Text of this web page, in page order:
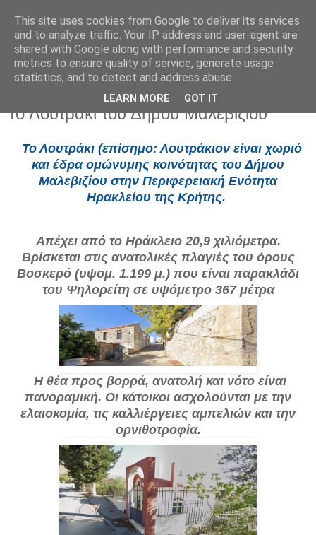
Κυριακή 5 Ιουλίου 2026
Το Λουτράκι του Δήμου Μαλεβιζίου
Το Λουτράκι (επίσημο: Λουτράκιον είναι χωριό
και έδρα ομώνυμης κοινότητας του Δήμου
Μαλεβιζίου στην Περιφερειακή Ενότητα
Ηρακλείου της Κρήτης.
Απέχει από το Ηράκλειο 20,9 χιλιόμετρα.
Βρίσκεται στις ανατολικές πλαγιές του όρους
Βοσκερό (υψομ. 1.199 μ.) που είναι παρακλάδι
του Ψηλορείτη σε υψόμετρο 367 μέτρα
Η θέα προς βορρά, ανατολή και νότο είναι
πανοραμική. Οι κάτοικοι ασχολούνται με την
ελαιοκομία, τις καλλιέργειες αμπελιών και την
ορνιθοτροφία.
This site uses cookies from Google to deliver its services
and to analyze traffic. Your IP address and user-agent are
shared with Google along with performance and security
metrics to ensure quality of service, generate usage
statistics, and to detect and address abuse.
LEARN MORE GOT IT